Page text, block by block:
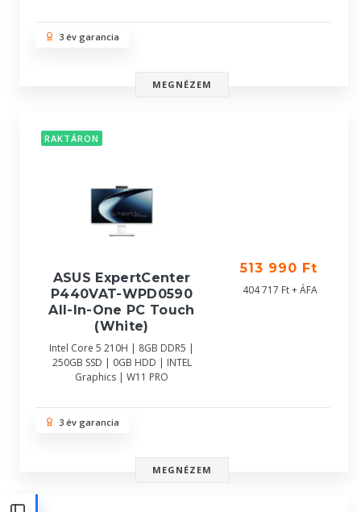
3 év garancia
MEGNÉZEM
RAKTÁRON
ASUS ExpertCenter
P440VAT-WPD0590
All-In-One PC Touch
(White)
Intel Core 5 210H | 8GB DDR5 |
250GB SSD | 0GB HDD | INTEL
Graphics | W11 PRO
513 990 Ft
404 717 Ft + ÁFA
3 év garancia
MEGNÉZEM